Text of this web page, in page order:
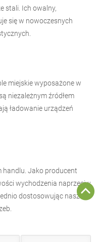
stali. Ich owalny,
się w nowoczesnych
miejskie wyposażone w
niezależnym źródłem
ładowanie urządzeń
handlu. Jako producent
wychodzenia naprzeciw
dostosowując nasze